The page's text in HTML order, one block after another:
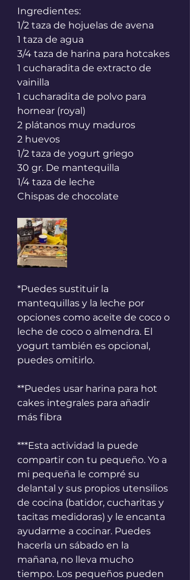
Ingredientes:
1/2 taza de hojuelas de avena
1 taza de agua
3/4 taza de harina para hotcakes
1 cucharadita de extracto de
vainilla
1 cucharadita de polvo para
hornear (royal)
2 plátanos muy maduros
2 huevos
1/2 taza de yogurt griego
30 gr. De mantequilla
1/4 taza de leche
Chispas de chocolate
*Puedes sustituir la
mantequillas y la leche por
opciones como aceite de coco o
leche de coco o almendra. El
yogurt también es opcional,
puedes omitirlo.
**Puedes usar harina para hot
cakes integrales para añadir
más fibra
***Esta actividad la puede
compartir con tu pequeño. Yo a
mi pequeña le compré su
delantal y sus propios utensilios
de cocina (batidor, cucharitas y
tacitas medidoras) y le encanta
ayudarme a cocinar. Puedes
hacerla un sábado en la
mañana, no lleva mucho
tiempo. Los pequeños pueden